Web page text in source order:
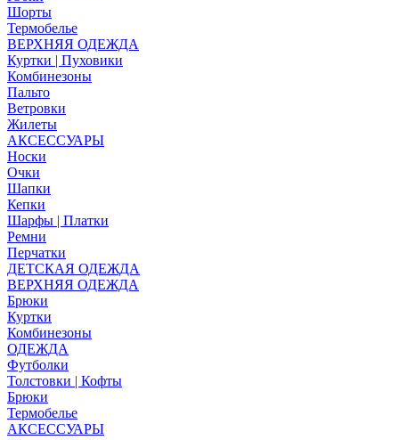
Шорты
Термобелье
ВЕРХНЯЯ ОДЕЖДА
Куртки | Пуховики
Комбинезоны
Пальто
Ветровки
Жилеты
АКСЕССУАРЫ
Носки
Очки
Шапки
Кепки
Шарфы | Платки
Ремни
Перчатки
ДЕТСКАЯ ОДЕЖДА
ВЕРХНЯЯ ОДЕЖДА
Брюки
Куртки
Комбинезоны
ОДЕЖДА
Футболки
Толстовки | Кофты
Брюки
Термобелье
АКСЕССУАРЫ